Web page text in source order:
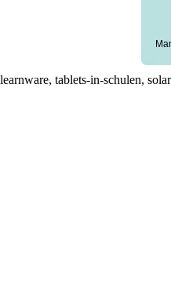
learnware, tablets-in-schulen,